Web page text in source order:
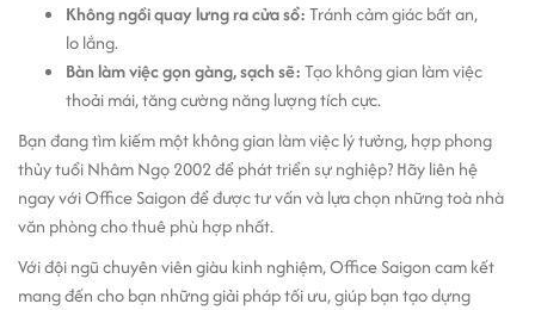
Không ngồi quay lưng ra cửa sổ:Tránh cảm giác bất an,
lo lắng.
Bàn làm việc gọn gàng, sạch sẽ:Tạo không gian làm việc
thoải mái, tăng cường năng lượng tích cực.
Bạn đang tìm kiếm một không gian làm việc lý tưởng, hợp phong
thủy tuổi Nhâm Ngọ 2002 để phát triển sự nghiệp? Hãy liên hệ
ngay với Office Saigon để được tư vấn và lựa chọn những toà nhà
văn phòng cho thuê phù hợp nhất.
Với đội ngũ chuyên viên giàu kinh nghiệm, Office Saigon cam kết
mang đến cho bạn những giải pháp tối ưu, giúp bạn tạo dựng